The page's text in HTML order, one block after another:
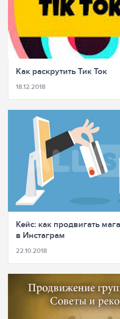
Как раскрутить Тик Ток
18.12.2018
Кейс: как продвигать
в Инстаграм
22.10.2018